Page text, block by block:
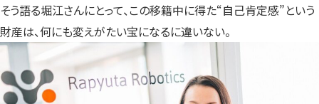
そう語る堀江さんにとって、この移籍中に得た“自己肯定感”という
財産は、何にも変えがたい宝になるに違いない。